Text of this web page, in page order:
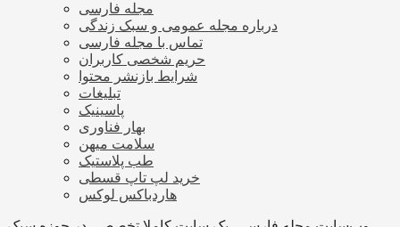
مجله فارسی
درباره مجله عمومی و سبک زندگی
تماس با مجله فارسی
حریم شخصی کاربران
شرایط بازنشر محتوا
تبلیغات
پاسینیک
بهار فناوری
سلامت میهن
طب پلاستیک
خرید لپ تاپ قسطی
هاردباکس لوکس